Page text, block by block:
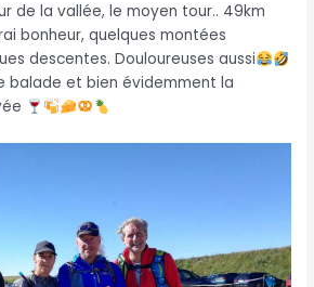
de la vallée, le moyen tour.. 49km
bonheur, quelques montées
descentes. Douloureuses aussi
balade et bien évidemment la